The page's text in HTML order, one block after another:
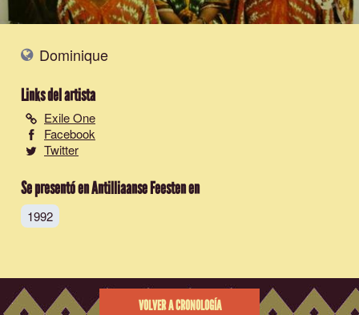
Dominique
Links del artista
Exile One
Facebook
Twitter
Se presentó en Antilliaanse Feesten en
1992
VOLVER A CRONOLOGÍA